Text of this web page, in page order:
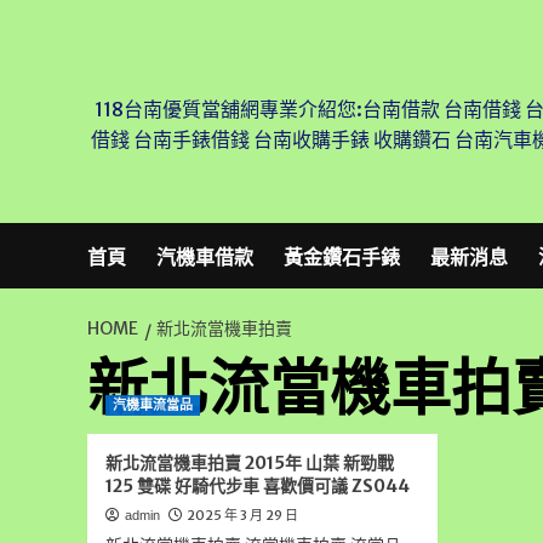
118台南優質當舖網專業介紹您:台南借款 台南借錢
借錢 台南手錶借錢 台南收購手錶 收購鑽石 台南汽
首頁 汽機車借款 黃金鑽石手錶 最新消息
HOME 新北流當機車拍賣
新北流當機車拍
汽機車流當品
新北流當機車拍賣 2015年 山葉 新勁戰
125 雙碟 好騎代步車 喜歡價可議 ZS044
admin 2025 年 3 月 29 日